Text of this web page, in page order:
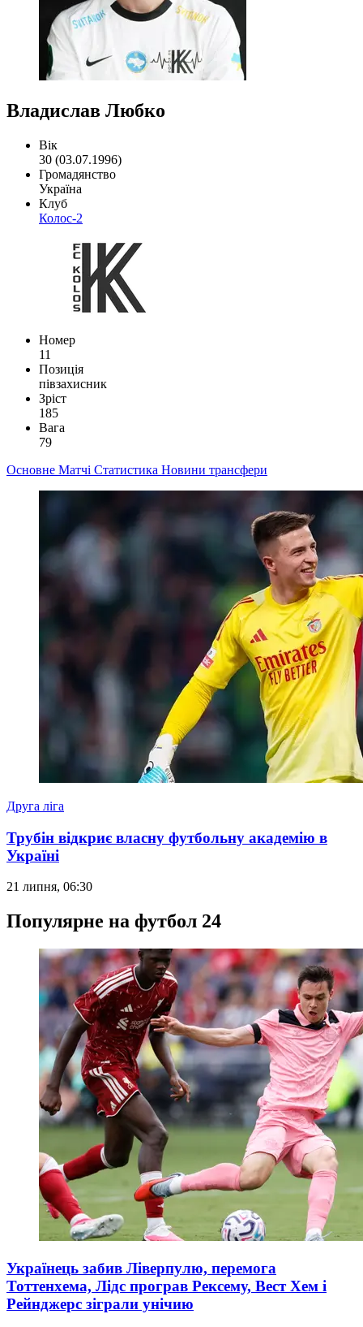
Владислав Любко
Вік
30 (03.07.1996)
Громадянство
Україна
Клуб
Колос-2
Номер
11
Позиція
півзахисник
Зріст
185
Вага
79
Основне Матчі Статистика Новини трансфери
Друга ліга
Трубін відкриє власну футбольну академію в
Україні
21 липня, 06:30
Популярне на футбол 24
Українець забив Ліверпулю, перемога
Тоттенхема, Лідс програв Рексему, Вест Хем і
Рейнджерс зіграли унічию